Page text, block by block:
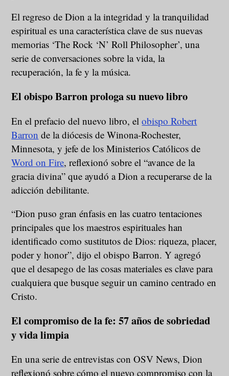
El regreso de Dion a la integridad y la tranquilidad
espiritual es una característica clave de sus nuevas
memorias ‘The Rock ‘N’ Roll Philosopher’, una
serie de conversaciones sobre la vida, la
recuperación, la fe y la música.
El obispo Barron prologa su nuevo libro
En el prefacio del nuevo libro, elobispo Robert
Barron de la diócesis de Winona-Rochester,
Minnesota, y jefe de los Ministerios Católicos de
Word on Fire, reflexionó sobre el “avance de la
gracia divina” que ayudó a Dion a recuperarse de la
adicción debilitante.
“Dion puso gran énfasis en las cuatro tentaciones
principales que los maestros espirituales han
identificado como sustitutos de Dios: riqueza, placer,
poder y honor”, dijo el obispo Barron. Y agregó
que el desapego de las cosas materiales es clave para
cualquiera que busque seguir un camino centrado en
Cristo.
El compromiso de la fe: 57 años de sobriedad
y vida limpia
En una serie de entrevistas con OSV News, Dion
reflexionó sobre cómo el nuevo compromiso con la